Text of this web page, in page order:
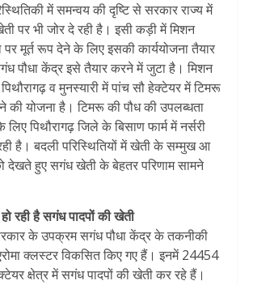
में समन्वय की दृष्टि से सरकार राज्य में
पर भी जोर दे रही है। इसी कड़ी में मिशन
मूर्त रूप देने के लिए इसकी कार्ययोजना तैयार
पौधा केंद्र इसे तैयार करने में जुटा है। मिशन
व मुनस्यारी में पांच सौ हेक्टेयर में टिमरू
की योजना है। टिमरू की पौध की उपलब्धता
पिथौरागढ़ जिले के बिसाण फार्म में नर्सरी
है। बदली परिस्थितियों में खेती के सम्मुख आ
देखते हुए सगंध खेती के बेहतर परिणाम सामने
रही है सगंध पादपों की खेती
के उपक्रम सगंध पौधा केंद्र के तकनीकी
क्लस्टर विकसित किए गए हैं। इनमें 24454
क्षेत्र में सगंध पादपों की खेती कर रहे हैं।